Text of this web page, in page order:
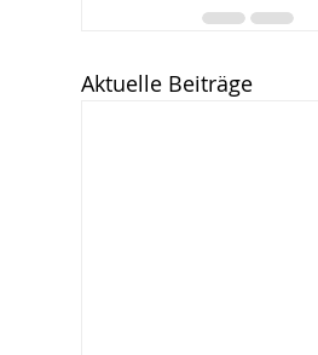
Aktuelle Beiträge